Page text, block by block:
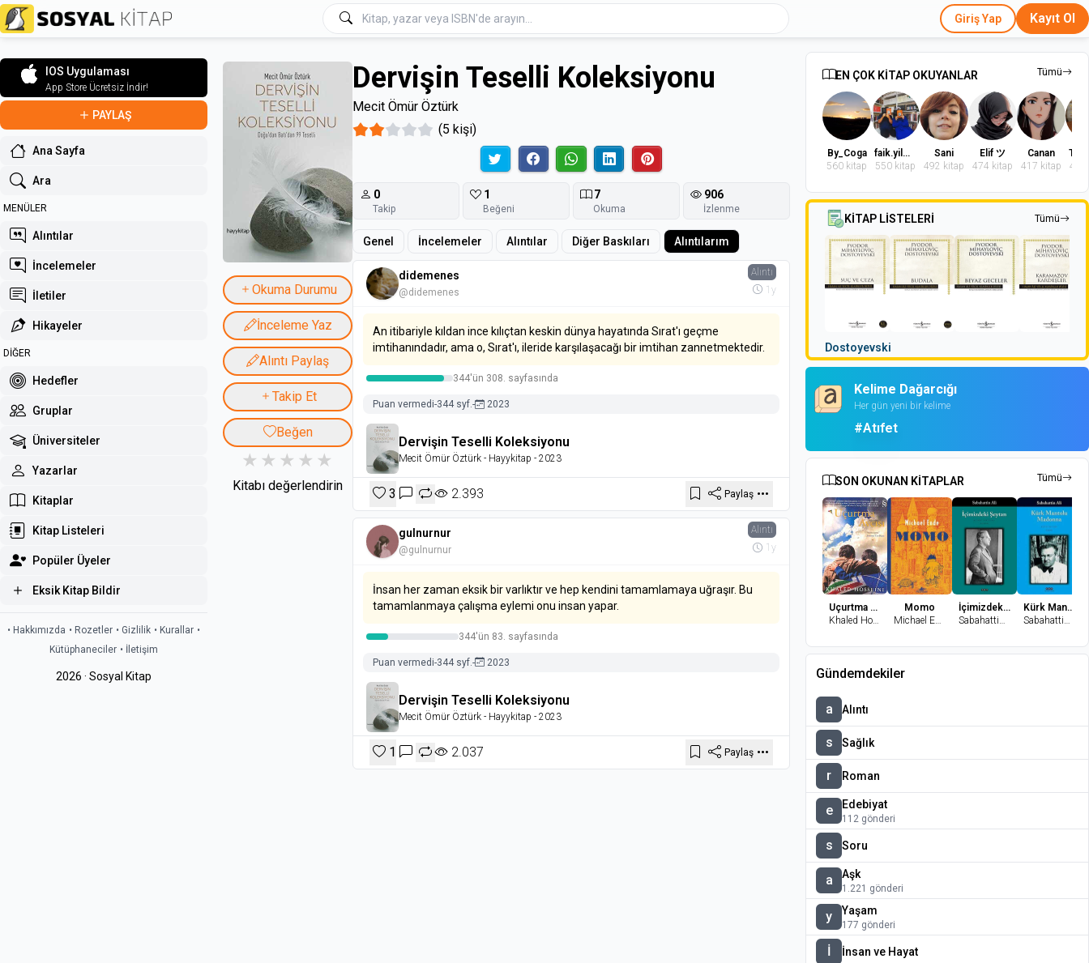
Giriş Yap Kayıt Ol
IOS Uygulaması
App Store Ücretsiz İndir!
PAYLAŞ
Ana Sayfa
Ara
MENÜLER
Alıntılar
İncelemeler
İletiler
Hikayeler
DİĞER
Hedefler
Gruplar
Üniversiteler
Yazarlar
Kitaplar
Kitap Listeleri
Popüler Üyeler
Eksik Kitap Bildir
• Hakkımızda • Rozetler • Gizlilik • Kurallar •
Kütüphaneciler • İletişim
2026 · Sosyal Kitap
Okuma Durumu
İnceleme Yaz
Alıntı Paylaş
Takip Et
Beğen
Kitabı değerlendirin
Dervişin Teselli Koleksiyonu
Mecit Ömür Öztürk
(5 kişi)
0
Takip
1
Beğeni
7
Okuma
906
İzlenme
Genel İncelemeler Alıntılar Diğer Baskıları Alıntılarım
didemenes
@didemenes
Alıntı
1y
An itibariyle kıldan ince kılıçtan keskin dünya hayatında Sırat'ı geçme
imtihanındadır, ama o, Sırat'ı, ileride karşılaşacağı bir imtihan zannetmektedir.
344'ün 308. sayfasında
Puan vermedi-344 syf.- 2023
Dervişin Teselli Koleksiyonu
Mecit Ömür Öztürk - Hayykitap - 2023
3 2.393 Paylaş
gulnurnur
@gulnurnur
Alıntı
1y
İnsan her zaman eksik bir varlıktır ve hep kendini tamamlamaya uğraşır. Bu
tamamlanmaya çalışma eylemi onu insan yapar.
344'ün 83. sayfasında
Puan vermedi-344 syf. - 2023
Dervişin Teselli Koleksiyonu
Mecit Ömür Öztürk - Hayykitap - 2023
1 2.037 Paylaş
EN ÇOK KİTAP OKUYANLAR Tümü
By_Coga
560 kitap
faik.yilmaz.9
550 kitap
Sani
492 kitap
Elif ツ
474 kitap
Canan
417 kitap
402
KİTAP LİSTELERİ Tümü
Dostoyevski
Kelime Dağarcığı
Her gün yeni bir kelime
#Atıfet
SON OKUNAN KİTAPLAR Tümü
Uçurtma Avcısı
Khaled Hosseini
Momo
Michael Ende
İçimizdeki Şeytan
Sabahattin Ali
Kürk Mantolu Madonna
Sabahattin Ali
Gündemdekiler
a Alıntı
s Sağlık
r Roman
e Edebiyat
112 gönderi
s Soru
a Aşk
1.221 gönderi
y Yaşam
177 gönderi
İ İnsan ve Hayat